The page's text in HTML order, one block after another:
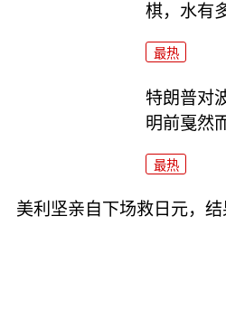
棋，水有
最热
特朗普对
明前戛然
最热
美利坚亲自下场救日元，